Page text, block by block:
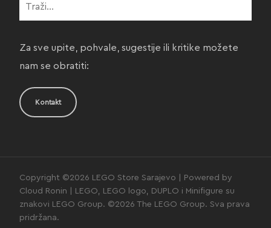
Za sve upite, pohvale, sugestije ili kritike možete
nam se obratiti:
Kontakt
Copyright ©2026 LEGO Store Sarajevo | Powered by
Cloud Ronin | LEGO, LEGO logo, DUPLO i Minifigure su
znakovi LEGO Group. ©2026 The LEGO Group. Sva prava
pridržana.